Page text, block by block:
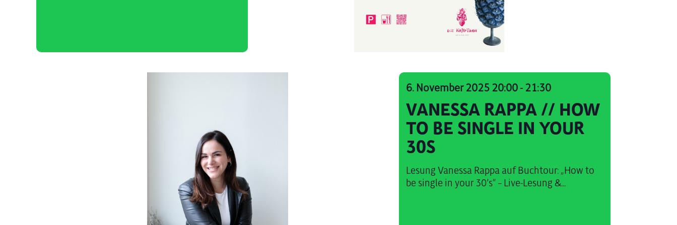
6. November 2025 20:00 - 21:30
VANESSA RAPPA // HOW
TO BE SINGLE IN YOUR
30S
Lesung Vanessa Rappa auf Buchtour: „How to
be single in your 30’s“ – Live-Lesung &...